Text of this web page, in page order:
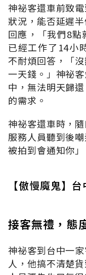
神祕客還車前致
狀況，能否延遲
回應，「我們8點
已經工作了14小
不耐煩回答，「
一天錢。」神祕
中，無法明天歸
的需求。
神祕客還車時，
服務人員聽到後
被拍到會通知你」
【傲慢魔鬼】
接客無禮，態
神祕客到台中一
人，他搞不清楚